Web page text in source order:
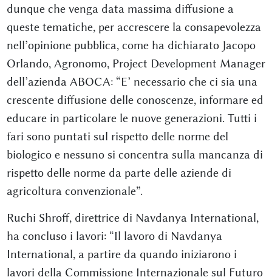
dunque che venga data massima diffusione a
queste tematiche, per accrescere la consapevolezza
nell’opinione pubblica, come ha dichiarato Jacopo
Orlando, Agronomo, Project Development Manager
dell’azienda ABOCA: “E’ necessario che ci sia una
crescente diffusione delle conoscenze, informare ed
educare in particolare le nuove generazioni. Tutti i
fari sono puntati sul rispetto delle norme del
biologico e nessuno si concentra sulla mancanza di
rispetto delle norme da parte delle aziende di
agricoltura convenzionale”.
Ruchi Shroff, direttrice di Navdanya International,
ha concluso i lavori: “Il lavoro di Navdanya
International, a partire da quando iniziarono i
lavori della Commissione Internazionale sul Futuro